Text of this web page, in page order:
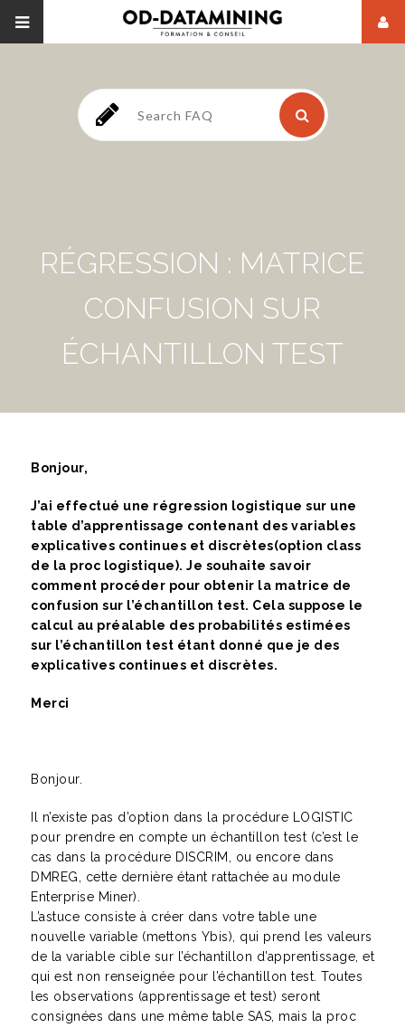
RÉGRESSION : MATRICE
CONFUSION SUR
ÉCHANTILLON TEST
Bonjour,
J’ai effectué une régression logistique sur une
table d’apprentissage contenant des variables
explicatives continues et discrètes(option class
de la proc logistique). Je souhaite savoir
comment procéder pour obtenir la matrice de
confusion sur l’échantillon test. Cela suppose le
calcul au préalable des probabilités estimées
sur l’échantillon test étant donné que je des
explicatives continues et discrètes.
Merci
Bonjour.
Il n’existe pas d’option dans la procédure LOGISTIC
pour prendre en compte un échantillon test (c’est le
cas dans la procédure DISCRIM, ou encore dans
DMREG, cette dernière étant rattachée au module
Enterprise Miner).
L’astuce consiste à créer dans votre table une
nouvelle variable (mettons Ybis), qui prend les valeurs
de la variable cible sur l’échantillon d’apprentissage, et
qui est non renseignée pour l’échantillon test. Toutes
les observations (apprentissage et test) seront
consignées dans une même table SAS, mais la proc